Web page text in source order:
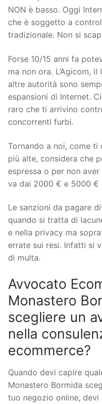
NON è basso. Oggi
che è soggetto a
tradizionale. Non si
Forse 10/15 anni fa
ma non ora. L’Agicom,
altre autorità sono
espansioni di Internet.
raro che ti arrivino
concorrenti furbi.
Tornando a noi, come
più alte, considera che
espressa o per non
va dai 2000 € e 5000 €
Le sanzioni da pagare
quando si tratta di
e nella privacy ma
errate sui resi. Infatti si
di multa.
Avvocato
Monastero
scegliere un
nella
ecommerce?
Quando devi capire
Monastero Bormida
tuo negozio online,